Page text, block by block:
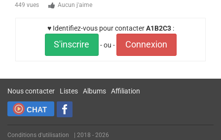
449 vues Aucun j'aime
♥ Identifiez-vous pour contacterA1B2C3:
S'inscrire - ou - Connexion
Nous contacter Listes Albums Affiliation
CHAT
Conditions d'utilisation | 2018 - 2026